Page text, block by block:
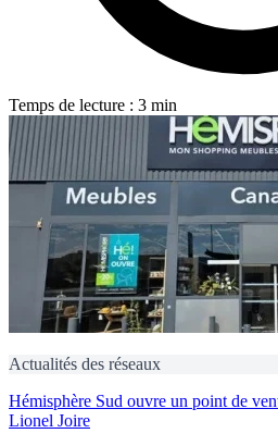
Temps de lecture : 3 min
Actualités des réseaux
Hémisphère Sud ouvre un point de
Lionel Joire